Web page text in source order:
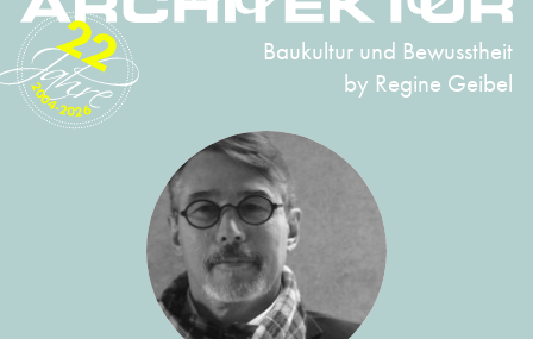
Baukultur und Bewusstheit
by Regine Geibel
2004-2026
22